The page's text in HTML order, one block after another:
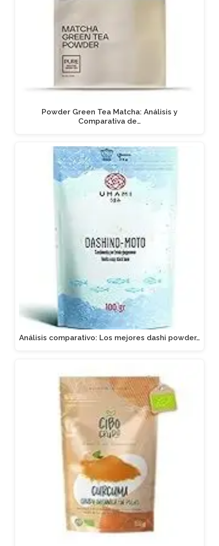
Powder Green Tea Matcha: Análisis y
Comparativa de…
Análisis comparativo: Los mejores dashi powder…